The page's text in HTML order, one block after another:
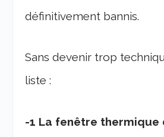
définitivement bannis.
Sans devenir trop
liste :
-1 La fenêtre thermique